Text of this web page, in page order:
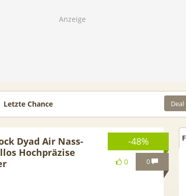
Letzte Chance
-48%
0
0
Dyad Air Nass-
Hochpräzise